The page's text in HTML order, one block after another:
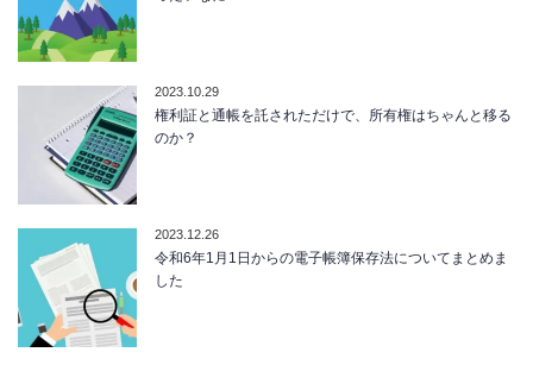
2023.10.29
権利証と通帳を託されただけで、所有権はちゃんと移る
のか？
2023.12.26
令和6年1月1日からの電子帳簿保存法についてまとめま
した